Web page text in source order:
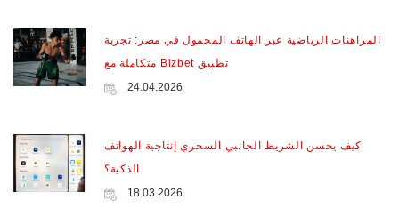
المراهنات الرياضية عبر الهاتف المحمول في مصر: تجربة
متكاملة مع Bizbet تطبيق
24.04.2026
كيف يحسن الشريط الجانبي السحري إنتاجية الهواتف
الذكية؟
18.03.2026